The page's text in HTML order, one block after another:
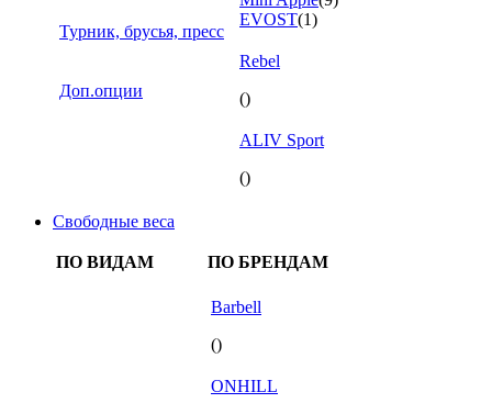
Турник, брусья, пресс
Доп.опции
EVOST(1)
Rebel
()
ALIV Sport
()
Свободные веса
ПО ВИДАМ ПО БРЕНДАМ
Barbell
()
ONHILL